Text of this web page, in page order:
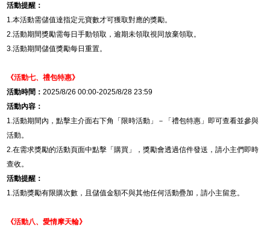
活動提醒：
1.本活動需儲值達指定元寶數才可獲取對應的獎勵。
2.活動期間獎勵需每日手動領取，逾期未領取視同放棄領取。
3.活動期間儲值獎勵每日重置。
《活動七、禮包特惠》
活動時間：2025/8/26 00:00-2025/8/28 23:59
活動內容：
1.活動期間內，點擊主介面右下角「限時活動」－「禮包特惠」即可查看並參與
活動。
2.在需求獎勵的活動頁面中點擊「購買」，獎勵會透過信件發送，請小主們即時
查收。
活動提醒：
1.活動獎勵有限購次數，且儲值金額不與其他任何活動疊加，請小主留意。
《活動八、愛情摩天輪》